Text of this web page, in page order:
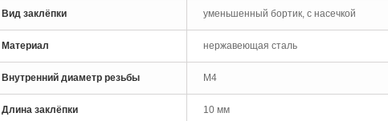
Вид заклёпки уменьшенный бортик, с насечкой
Материал нержавеющая сталь
Внутренний диаметр резьбы M4
Длина заклёпки 10 мм